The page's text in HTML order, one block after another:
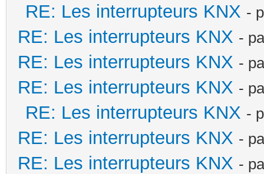
RE: Les interrupteurs KNX -
RE: Les interrupteurs KNX -
RE: Les interrupteurs KNX -
RE: Les interrupteurs KNX -
RE: Les interrupteurs KNX -
RE: Les interrupteurs KNX -
RE: Les interrupteurs KNX -